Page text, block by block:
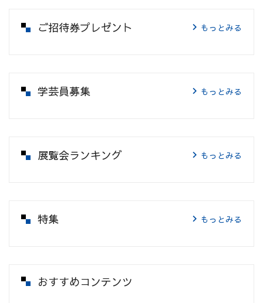
ご招待券プレゼント もっとみる
学芸員募集 もっとみる
展覧会ランキング もっとみる
特集 もっとみる
おすすめコンテンツ